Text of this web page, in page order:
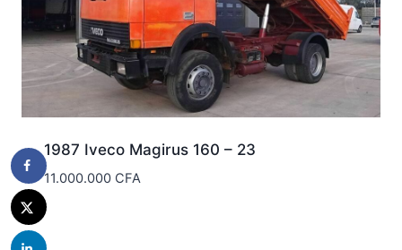
1987 Iveco Magirus 160 – 23
11.000.000 CFA